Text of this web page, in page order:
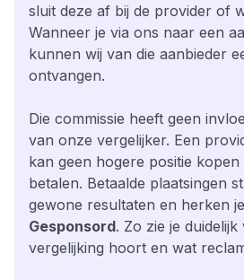
sluit deze af bij de provider of
Wanneer je via ons naar een
kunnen wij van die aanbieder
ontvangen.
Die commissie heeft geen
van onze vergelijker. Een
kan geen hogere positie
betalen. Betaalde plaatsingen
gewone resultaten en herken
Gesponsord. Zo zie je duidelijk
vergelijking hoort en wat